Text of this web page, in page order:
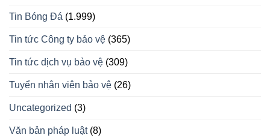
Tin Bóng Đá (1.999)
Tin tức Công ty bảo vệ (365)
Tin tức dịch vụ bảo vệ (309)
Tuyển nhân viên bảo vệ (26)
Uncategorized (3)
Văn bản pháp luật(8)